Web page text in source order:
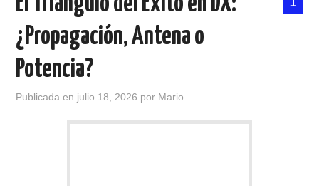
¿Propagación, Antena o
Potencia?
Publicada en julio 18, 2026 por Mario